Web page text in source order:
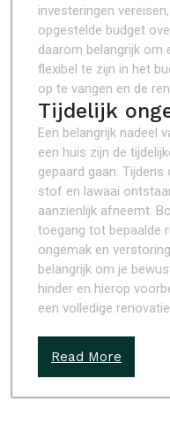
investeringen
opgestelde budget
daarom belangrijk om
flexibel te zijn in het
op te vangen en de
Tijdelijk
Een belangrijk nadeel
een huis zijn de
gepaard gaan.
stof en lawaai
aanzienlijk afneemt.
toegang tot bepaalde
ongemak en
belangrijk om je
hinder en hierop
een volledige
Read More